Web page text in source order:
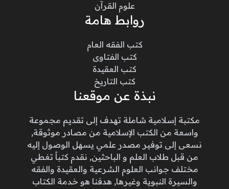
علوم القرآن
روابط هامة
كتب الفقه العام
كتب الفتاوى
كتب العقيدة
كتب التاريخ
نبذة عن موقعنا
مكتبة إسلامية شاملة تهدف إلى تقديم مجموعة
واسعة من الكتب الإسلامية من مصادر موثوقة,
نسعى إلى توفير مصدر علمي يسهل الوصول إليه
من قبل طلاب العلم و الباحثين, نقدم كتباً تغطي
مختلف جوانب العلوم الشرعية والعقيدة والفقه
والسيرة النبوية وغيرها, هدفنا هو خدمة الكتاب